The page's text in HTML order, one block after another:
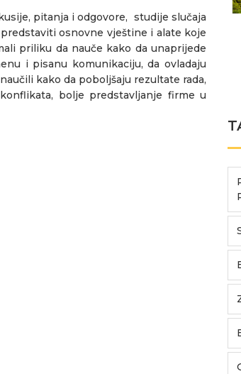
pitanja i odgovore, studije slučaja
osnovne vještine i alate koje
priliku da nauče kako da unaprijede
i pisanu komunikaciju, da ovladaju
kako da poboljšaju rezultate rada,
bolje predstavljanje firme u